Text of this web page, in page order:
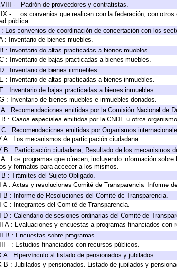
- : Padrón de proveedores y contratistas.
- : Los convenios que realicen con la federación, con
pública.
Los convenios de coordinación de concertación con los
: Inventario de bienes muebles.
: Inventario de altas practicadas a bienes muebles.
: Inventario de bajas practicadas a bienes muebles.
: Inventario de bienes inmuebles.
: Inventario de altas practicadas a bienes inmuebles.
: Inventario de bajas practicadas a bienes inmuebles.
: Inventario de bienes muebles e inmuebles donados.
: Recomendaciones emitidas por la Comisión Nacional de
: Casos especiales emitidos por la CNDH u otros
: Recomendaciones emitidas por Organismos
A : Los mecanismos de participación ciudadana.
B : Participación ciudadana, Resultado de los mecanismos
A : Los programas que ofrecen, incluyendo información
y formatos para acceder a los mismos.
B : Trámites del Sujeto Obligado.
A : Actas y resoluciones Comité de Transparencia_Informe
B : Informe de Resoluciones del Comité de Transparencia.
C : Integrantes del Comité de Transparencia.
D : Calendario de sesiones ordinarias del Comité de
A : Evaluaciones y encuestas a programas financiados con
B : Encuestas sobre programas.
- : Estudios financiados con recursos públicos.
A : Hipervínculo al listado de pensionados y jubilados.
B : Jubilados y pensionados. Listado de jubilados y